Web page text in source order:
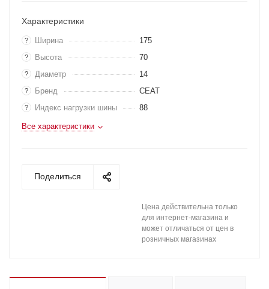
Характеристики
? Ширина 175
? Высота 70
? Диаметр 14
? Бренд CEAT
? Индекс нагрузки шины 88
Все характеристики
Поделиться
Цена действительна только
для интернет-магазина и
может отличаться от цен в
розничных магазинах